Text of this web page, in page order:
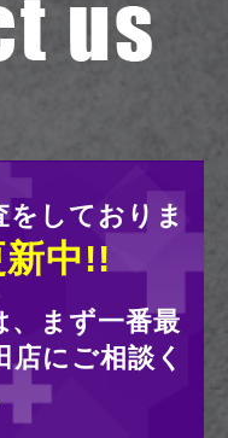
をしておりま
中!!
まず一番最
にご相談く